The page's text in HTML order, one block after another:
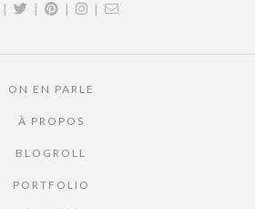
| | | |
ON EN PARLE
À PROPOS
BLOGROLL
PORTFOLIO